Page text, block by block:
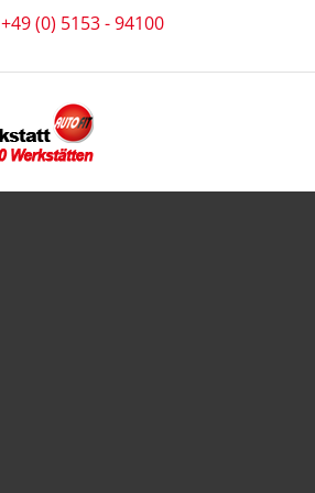
+49 (0) 5153 - 94100